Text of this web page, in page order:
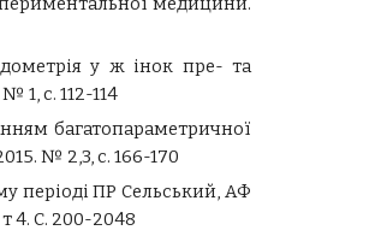
у ж інок пре- та
1, с. 112-114
багатопараметричної
№ 2,3, с. 166-170
періоді ПР Сельський, АФ
4. С. 200-2048